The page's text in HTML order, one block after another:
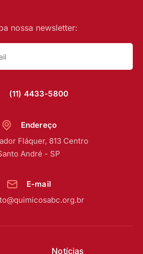
(11) 4433-5800
nossa newsletter:
Notícias
Endereço
Fláquer, 813 Centro
André - SP
E-mail